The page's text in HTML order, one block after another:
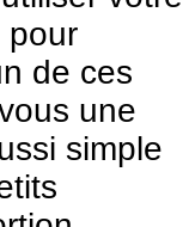
pour
de ces
une
simple